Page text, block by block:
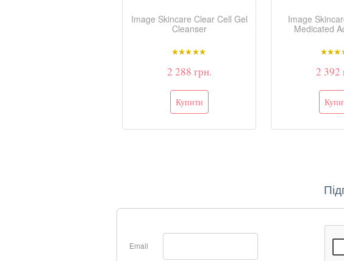
Image Skincare Clear Cell Gel
Cleanser
2 288 грн.
Image
Medicated
2 392
Email